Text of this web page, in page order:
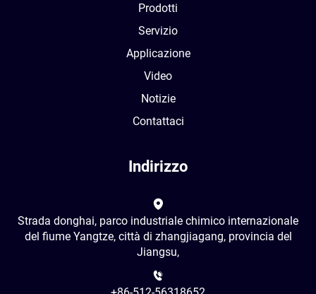
Prodotti
Servizio
Applicazione
Video
Notizie
Contattaci
Indirizzo
Strada donghai, parco industriale chimico internazionale
del fiume Yangtze, città di zhangjiagang, provincia del
Jiangsu,